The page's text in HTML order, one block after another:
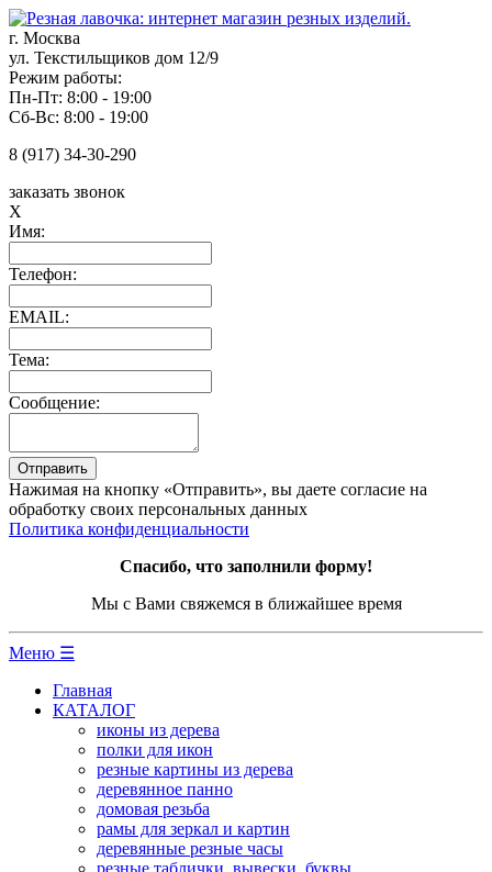
г. Москва
ул. Текстильщиков дом 12/9
Режим работы:
Пн-Пт: 8:00 - 19:00
Сб-Вс: 8:00 - 19:00
8 (917) 34-30-290
заказать звонок
X
Имя:
Телефон:
EMAIL:
Тема:
Сообщение:
Нажимая на кнопку «Отправить», вы даете согласие на
обработку своих персональных данных
Политика конфиденциальности
Спасибо, что заполнили форму!
Мы с Вами свяжемся в ближайшее время
Меню ☰
Главная
КАТАЛОГ
иконы из дерева
полки для икон
резные картины из дерева
деревянное панно
домовая резьба
рамы для зеркал и картин
деревянные резные часы
резные таблички, вывески, буквы